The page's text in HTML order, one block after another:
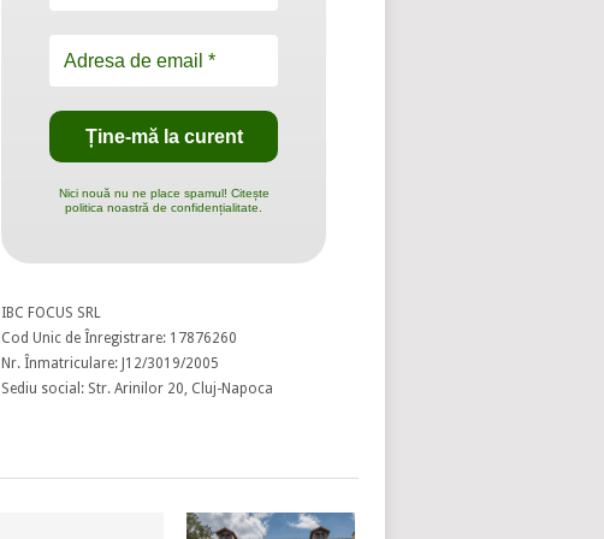
Nici nouă nu ne place spamul! Citește
politica noastră de confidențialitate.
IBC FOCUS SRL
Cod Unic de Înregistrare: 17876260
Nr. Înmatriculare: J12/3019/2005
Sediu social: Str. Arinilor 20, Cluj-Napoca